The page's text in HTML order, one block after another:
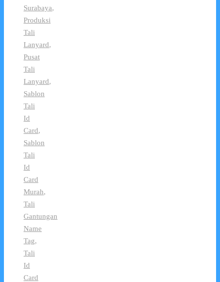
Surabaya,
Produksi
Tali
Lanyard,
Pusat
Tali
Lanyard,
Sablon
Tali
Id
Card,
Sablon
Tali
Id
Card
Murah,
Tali
Gantungan
Name
Tag,
Tali
Id
Card